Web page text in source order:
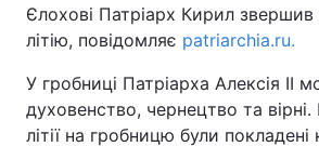
Спорт Наука
Техно і зв'язок Лайт
Єлохові Патріарх Кирил звершив
літію, повідомляє patriarchia.ru.
У гробниці Патріарха Алексія II
духовенство, чернецтво та вірні.
літії на гробницю були покладені